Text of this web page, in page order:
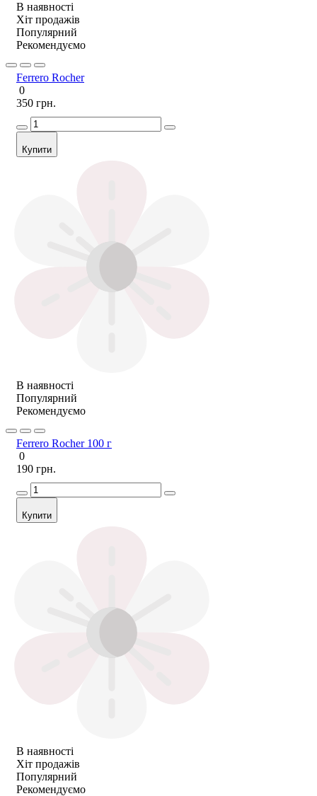
В наявності
Хіт продажів
Популярний
Рекомендуємо
Ferrero Rocher
0
350 грн.
Купити
В наявності
Популярний
Рекомендуємо
Ferrero Rocher 100 г
0
190 грн.
Купити
В наявності
Хіт продажів
Популярний
Рекомендуємо